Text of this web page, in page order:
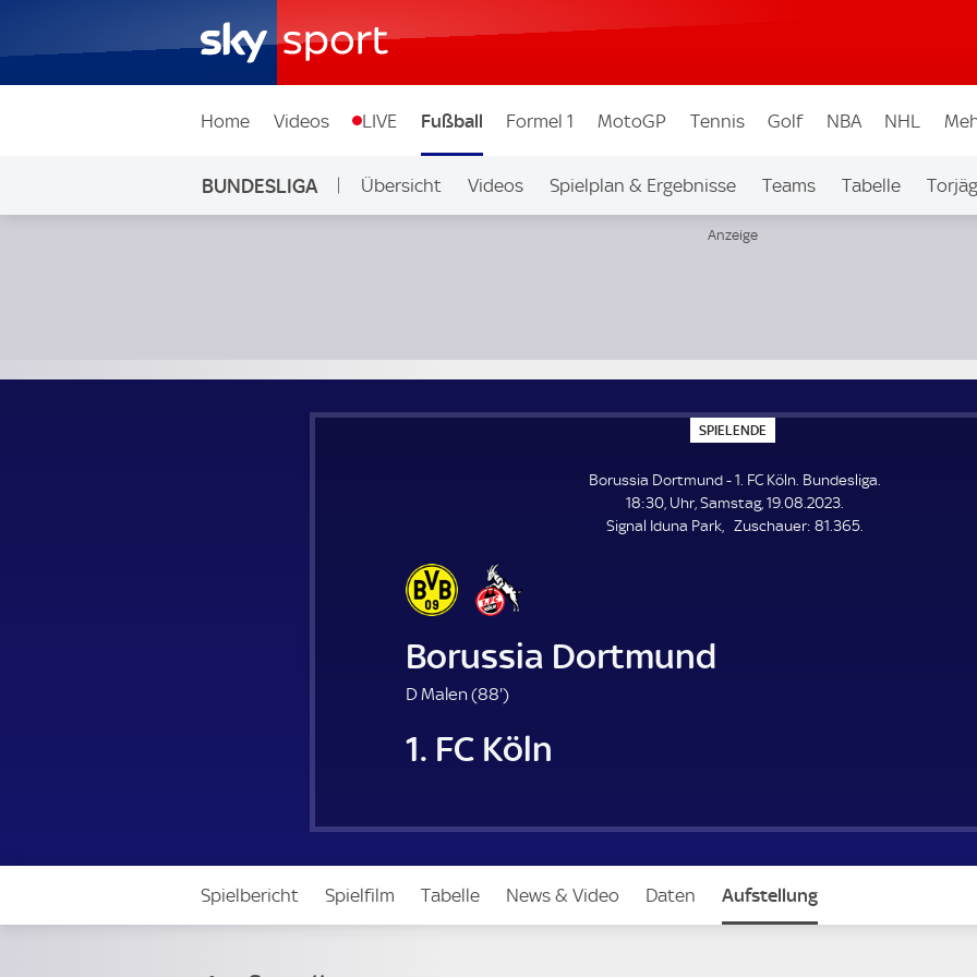
Home Videos LIVE Fußball Formel 1 MotoGP Tennis Golf NBA NHL
BUNDESLIGA Übersicht Videos Spielplan & Ergebnisse Teams Tabelle
SPIELENDE
P
E
L
E
N
Borussia Dortmund - 1. FC Köln. Bundesliga.
18:30, Uhr, Samstag, 19.08.2023.
Signal Iduna Park
Zuschauer: Z
81.365.
Borussia Dortmund
D Malen (88'8
.
m
u
e
)
1. FC Köln
Spielbericht Spielfilm Tabelle News & Video Daten Aufstellung